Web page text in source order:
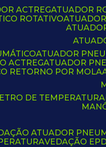
ACTREG ATUADOR
ROTATIVO
ATUADOR
ACTREG
ATUADOR
RETORNO POR MOLA
DE TEMPERATURA
ATUADOR
VEDAÇÃO